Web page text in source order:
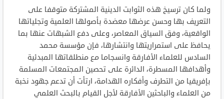
ولما كان ترسيخ هذه الثوابت الدينية المشتركة متوقفا على
التعريف بها وحسن عرضها معضدة بأصولها العلمية وتجلياتها
الواقعية، وفق السياق المعاصر، وعلى دفع الشبهات عنها بما
يحافظ على استمراريتها وانتشارها، فإن مؤسسة محمد
السادس للعلماء الأفارقة وانسجاما مع منطلقاتها المبدئية
وأهدافها المسطرة، الدائرة على تحصين المجتمعات المسلمة
بإفريقيا من التطرف وأفكاره الهدامة، ارتأت أن تدعم جهود نخبة
من العلماء والباحثين الأفارقة لأجل القيام بالبحث العلمي